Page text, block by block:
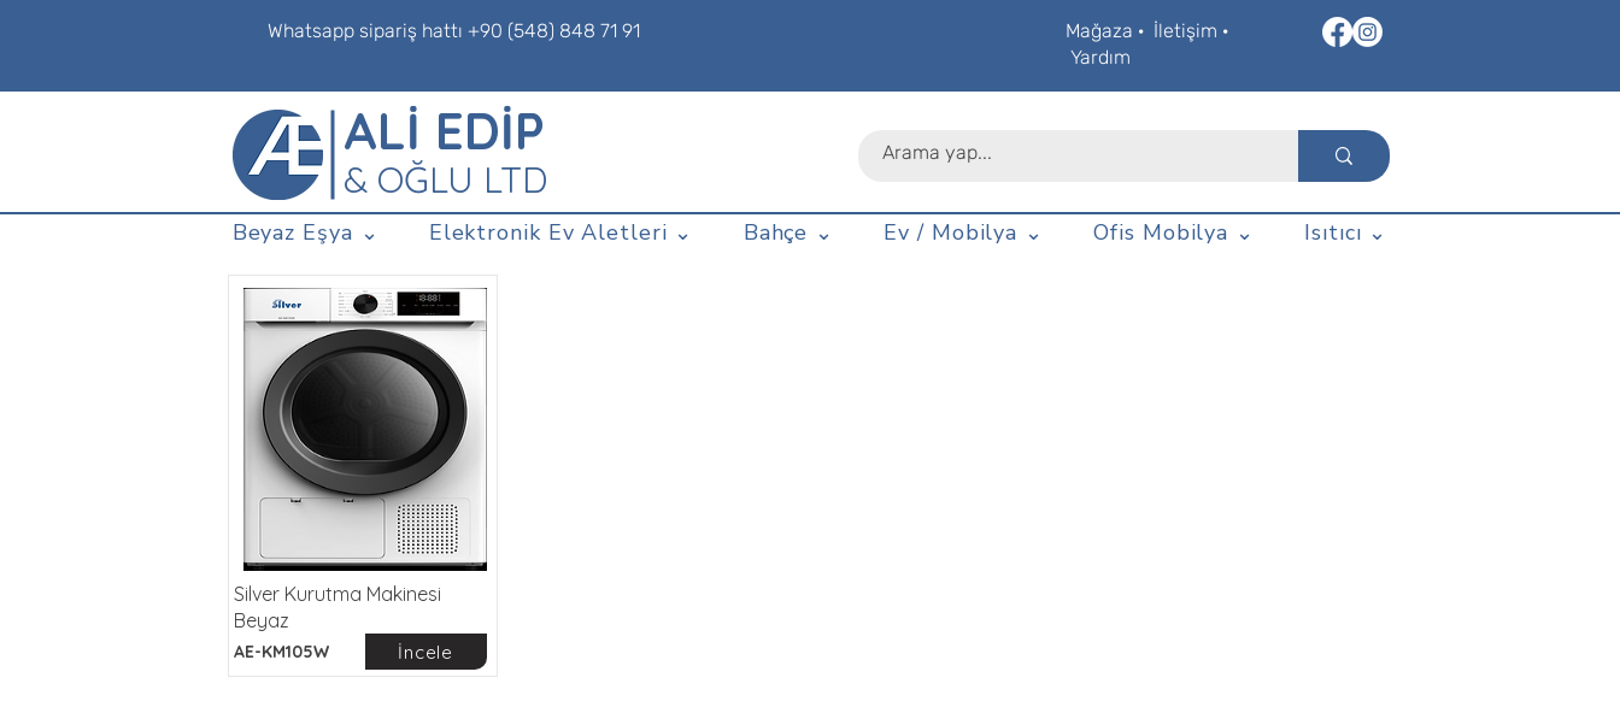
Whatsapp sipariş hattı +90 (548) 848 71 91 Mağaza · İletişim ·
Yardım
ALİ EDİP
& OĞLU LTD
Beyaz Eşya ⌄ Elektronik Ev Aletleri ⌄ Bahçe ⌄ Ev / Mobilya ⌄ Ofis Mobilya ⌄ Isıtıcı ⌄
Silver Kurutma Makinesi
Beyaz
AE-KM105W İncele